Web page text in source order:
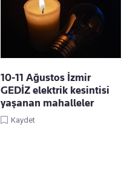
10-11 Ağustos İzmir
GEDİZ elektrik kesintisi
yaşanan mahalleler
Kaydet